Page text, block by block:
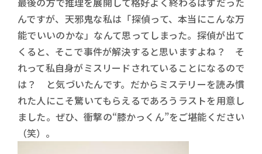
んですが、天邪鬼な私は「探偵って、本当にこんな万
能でいいのかな」なんて思ってしまった。探偵が出て
くると、そこで事件が解決すると思いますよね？ そ
れって私自身がミスリードされていることになるので
は？ と気づいたんです。だからミステリーを読み慣
れた人にこそ驚いてもらえるであろうラストを用意し
ました。ぜひ、衝撃の“膝かっくん”をご堪能ください
（笑）。